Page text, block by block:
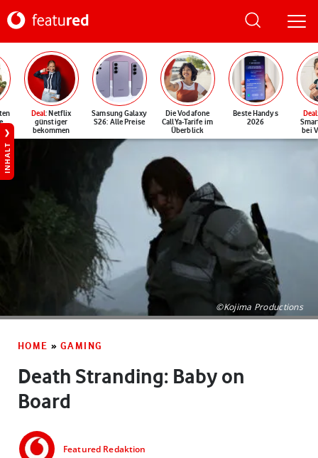
Deal: Netflix
günstiger
bekommen
Samsung Galaxy
S26: Alle Preise
Die Vodafone
CallYa-Tarife im
Überblick
Beste Handys
2026
Deal
bei
INHALT
©Kojima Productions
HOME » GAMING
Death Stranding: Baby on
Board
Featured Redaktion